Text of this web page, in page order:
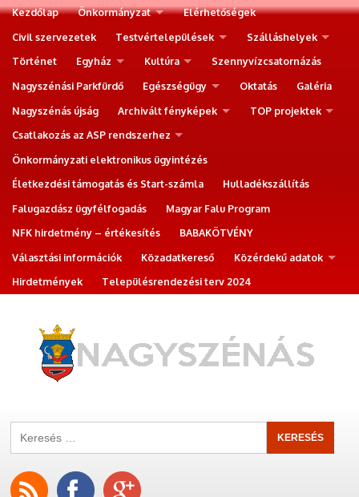
Kezdőlap Önkormányzat
Elérhetőségek
Civil szervezetek
Testvértelepülések
Szálláshelyek
Történet
Egyház Kultúra
Szennyvízcsatornázás
Nagyszénási Parkfürdő
Egészségügy Oktatás
Galéria
Nagyszénás újság
Archivált fényképek
TOP projektek
Csatlakozás az ASP rendszerhez
Önkormányzati elektronikus ügyintézés
Életkezdési támogatás és Start-számla
Hulladékszállítás
Falugazdász ügyfélfogadás
Magyar Falu Program
NFK hirdetmény – értékesítés
BABAKÖTVÉNY
Választási információk
Közadatkereső
Közérdekű adatok
Hirdetmények
Településrendezési terv 2024